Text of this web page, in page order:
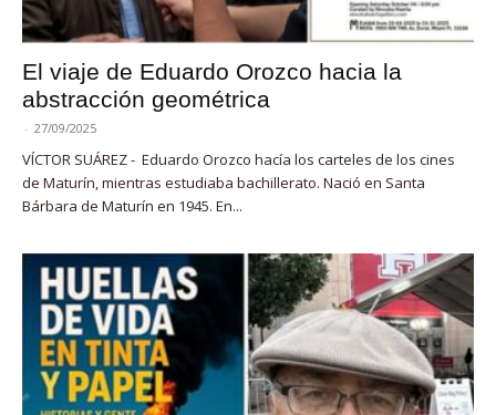
El viaje de Eduardo Orozco hacia la
abstracción geométrica
- 27/09/2025
VÍCTOR SUÁREZ - Eduardo Orozco hacía los carteles de los cines
de Maturín, mientras estudiaba bachillerato. Nació en Santa
Bárbara de Maturín en 1945. En...